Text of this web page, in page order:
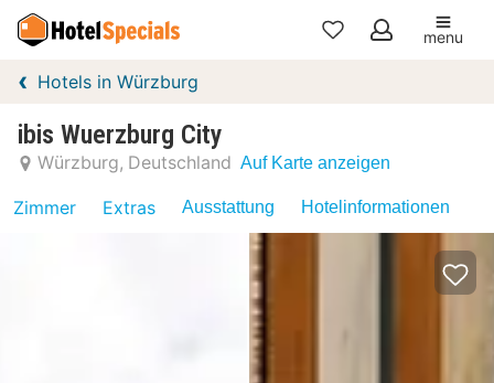
Meine
menu
Hotels in Würzburg
ibis Wuerzburg City
Würzburg Deutschland Auf Karte anzeigen
Zimmer Extras Ausstattung Hotelinformationen